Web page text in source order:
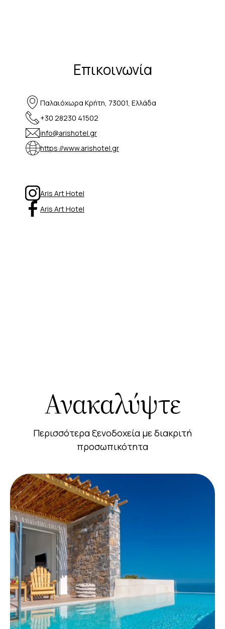
Επικοινωνία
Παλαιόχωρα Κρήτη, 73001, Ελλάδα
+30 28230 41502
info@arishotel.gr
https://www.arishotel.gr
Aris Art Hotel
Aris Art Hotel
Ανακαλύψτε
Περισσότερα ξενοδοχεία με διακριτή
προσωπικότητα